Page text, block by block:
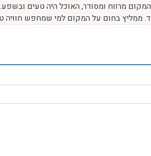
מרווח ומסודר, האוכל היה טעים ובשפע.
ממליץ בחום על המקום למי שמחפש חוויה